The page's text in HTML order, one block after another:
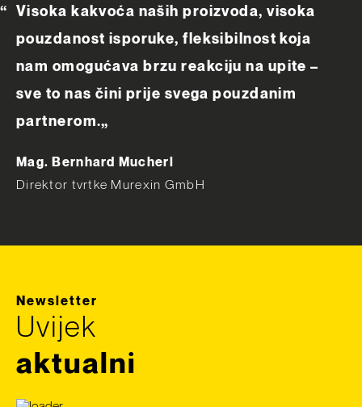
Visoka kakvoća naših proizvoda, visoka
pouzdanost isporuke, fleksibilnost koja
nam omogućava brzu reakciju na upite –
sve to nas čini prije svega pouzdanim
partnerom.„
Mag. Bernhard Mucherl
Direktor tvrtke Murexin GmbH
Newsletter
Uvijek
aktualni